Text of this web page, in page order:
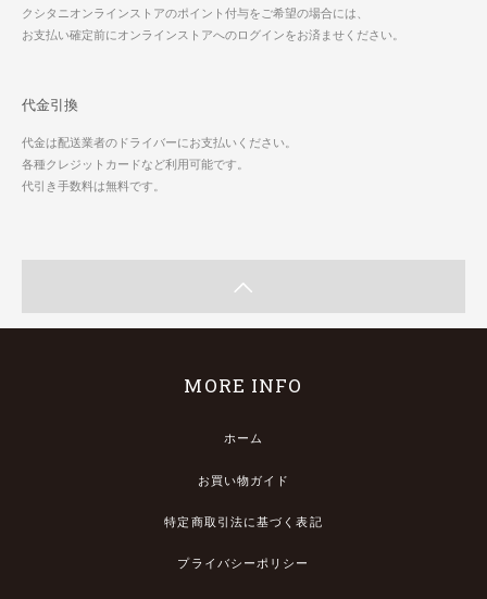
クシタニオンラインストアのポイント付与をご希望の場合には、
お支払い確定前にオンラインストアへのログインをお済ませください。
代金引換
代金は配送業者のドライバーにお支払いください。
各種クレジットカードなど利用可能です。
代引き手数料は無料です。
MORE INFO
ホーム
お買い物ガイド
特定商取引法に基づく表記
プライバシーポリシー